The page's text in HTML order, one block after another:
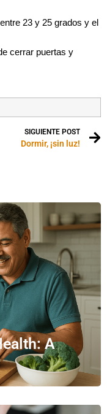
23 y 25 grados y el
cerrar puertas y
SIGUIENTE POST
Dormir, ¡sin luz!
A